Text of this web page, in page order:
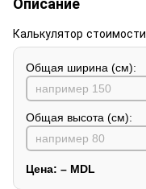
Калькулятор
Общая ширина (см):
Общая высота (см):
Цена: – MDL